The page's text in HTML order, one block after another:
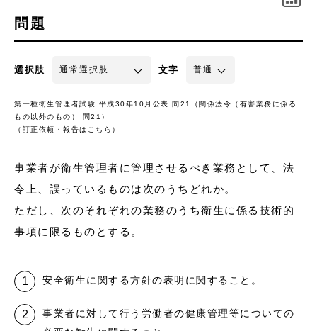
問題
選択肢 文字
第一種衛生管理者試験 平成30年10月公表 問21（関係法令（有害業務に係る
もの以外のもの） 問21）
（訂正依頼・報告はこちら）
事業者が衛生管理者に管理させるべき業務として、法
令上、誤っているものは次のうちどれか。
ただし、次のそれぞれの業務のうち衛生に係る技術的
事項に限るものとする。
安全衛生に関する方針の表明に関すること。
事業者に対して行う労働者の健康管理等についての